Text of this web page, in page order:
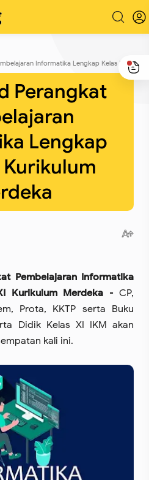
Download Perangkat Pembelajaran Informatika Lengkap Kelas XI Kurikulum Merdeka
Perangkat
Lengkap
Kurikulum
Pembelajaran Informatika
Kurikulum Merdeka - CP,
Prota, KKTP serta Buku
Didik Kelas XI IKM akan
kali ini.